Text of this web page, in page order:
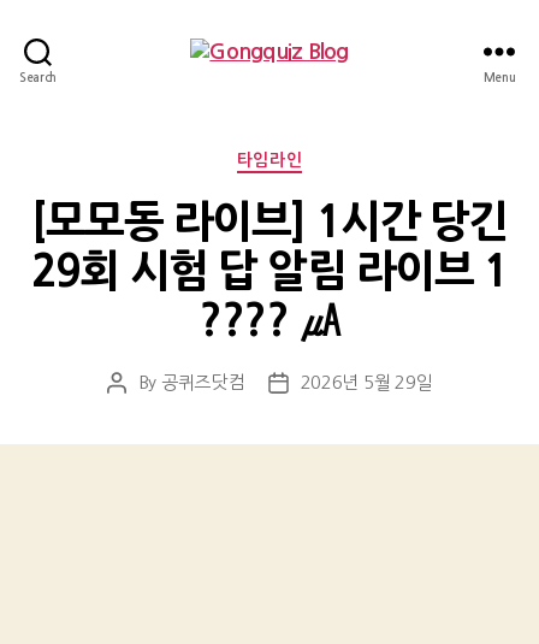
Search Menu
Categories
타임라인
[모모동 라이브] 1시간 당긴
29회 시험 답 알림 라이브 1
???? ㎂
PostBy 공퀴즈닷컴
Post2026년 5월 29일